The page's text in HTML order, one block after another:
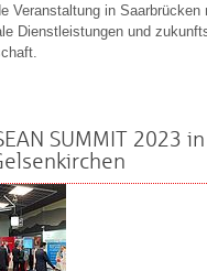
Veranstaltung in
Dienstleistungen und
SUMMIT 2023